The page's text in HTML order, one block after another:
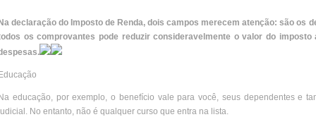
declaração do Imposto de Renda, dois campos merecem atenção: são os
os comprovantes pode reduzir consideravelmente o valor do
educação, por exemplo, o benefício vale para você, seus dependentes e
No entanto, não é qualquer curso que entra na lista.